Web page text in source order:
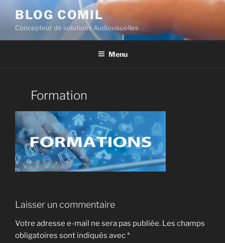
BLOG COMIL
Concepteur de solutions Audiovisuelles
Menu
Formation
Laisser un commentaire
Votre adresse e-mail ne sera pas publiée. Les champs
obligatoires sont indiqués avec*